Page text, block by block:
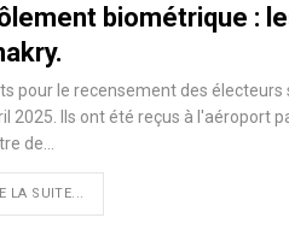
biométrique :
pour le recensement des électeurs
2025. Ils ont été reçus à l'aéroport
de…
LA SUITE...